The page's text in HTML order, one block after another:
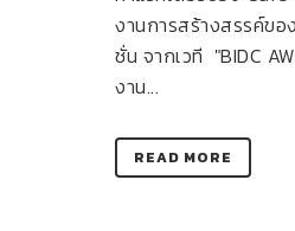
งานการสร้างสรรค์ขอ
ชั่น จากเวที "BIDC
งาน...
READ MORE